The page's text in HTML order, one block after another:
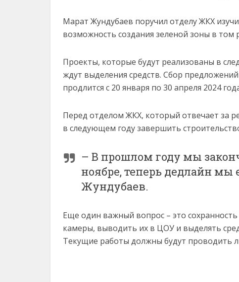
Марат Жундубаев поручил отделу ЖКХ
возможность создания зеленой зоны в том
Проекты, которые будут реализованы в
ждут выделения средств. Сбор
продлится с 20 января по 30 апреля 2024
Перед отделом ЖКХ, который отвечает за
в следующем году завершить
– В прошлом году мы
ноябре, теперь дедлайн
Жундубаев.
Еще один важный вопрос – это
камеры, выводить их в ЦОУ и выделять
Текущие работы должны будут проводить